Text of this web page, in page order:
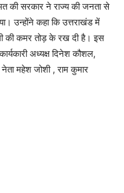
की सरकार ने राज्य की जनता से
उन्होंने कहा कि उत्तराखंड में
की कमर तोड़ के रख दी है। इस
अध्यक्ष दिनेश कौशल,
नेता महेश जोशी , राम कुमार